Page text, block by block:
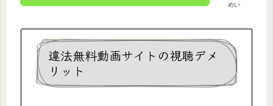
めい
違法無料動画サイトの視聴デメ
リット